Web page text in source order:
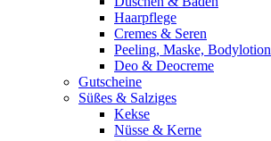
Haarpflege
Cremes & Seren
Peeling, Maske, Bodylotion
Deo & Deocreme
Gutscheine
Süßes & Salziges
Kekse
Nüsse & Kerne